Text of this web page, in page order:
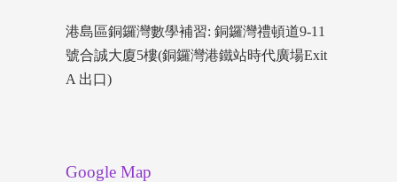
港島區銅鑼灣數學補習: 銅鑼灣禮頓道9-11
號合誠大廈5樓(銅鑼灣港鐵站時代廣場Exit
A 出口)
Google Map